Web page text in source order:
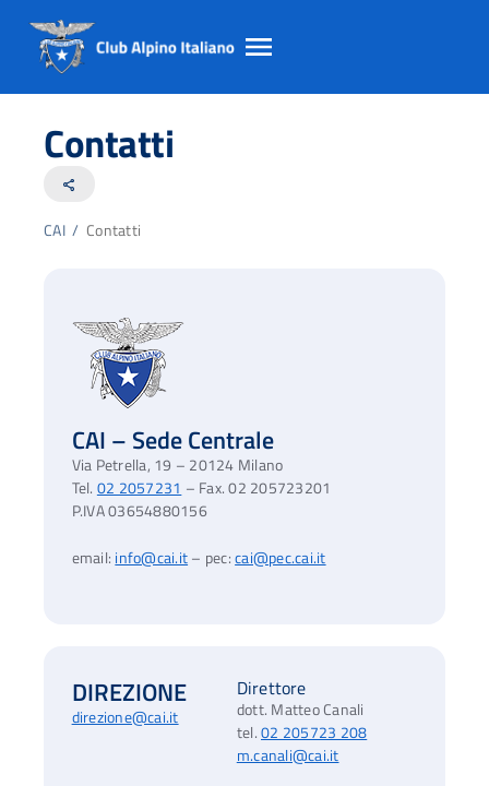
Salta
contento
principale
Salta
Salta
Contatti
share
CAI/ Contatti
CAI – Sede Centrale
Via Petrella, 19 – 20124 Milano
Tel. 02 2057231 – Fax. 02 205723201
P.IVA 03654880156
email: info@cai.it– pec:cai@pec.cai.it
DIREZIONE
direzione@cai.it
Direttore
dott. Matteo Canali
tel.02 205723 208
m.canali@cai.it